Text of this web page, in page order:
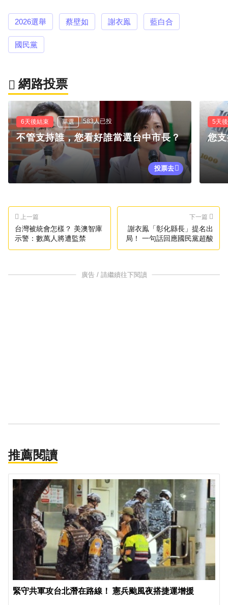
2026選舉 蔡壁如 謝衣鳯 藍白合
國民黨
網路投票
6天後結束 單選 583人已投
不管支持誰，您看好誰當選台中市長？
投票去
5天
您
上一篇
台灣被統會怎樣？ 美澳智庫
示警：數萬人將遭監禁
下一篇
謝衣鳯「彰化縣長」提名出
局！ 一句話回應國民黨超酸
廣告 / 請繼續往下閱讀
推薦閱讀
緊守共軍攻台北潛在路線！ 憲兵颱風夜搭捷運增援